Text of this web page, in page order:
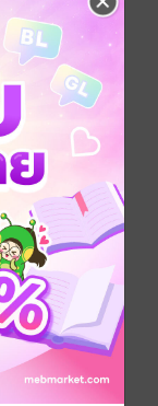
วยงาม
ขาตั้งตัวไม่
เร้าใจกว่า
ดหน้ากากที่
มนติก
งละครซ่อนรัก
epub(สารบัญ)
มิถุนายน 2561